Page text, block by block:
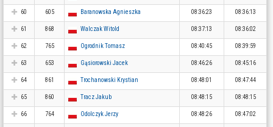
60 605 Baranowska Agnieszka 08:36:23 08:36:13
61 868 Walczak Witold 08:37:13 08:36:02
62 765 Ogrodnik Tomasz 08:40:45 08:39:59
63 653 Gąsiorowski Jacek 08:46:26 08:45:16
64 861 Trochanowski Krystian 08:48:01 08:47:44
65 860 Tracz Jakub 08:48:15 08:48:15
66 764 Odolczyk Jerzy 08:48:26 08:47:02